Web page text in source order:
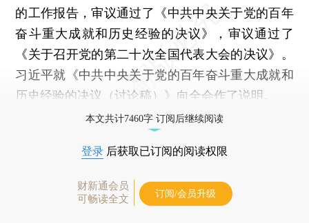
的工作报告，审议通过了《中共中央关于党的百年
奋斗重大成就和历史经验的决议》，审议通过了
《关于召开党的第二十次全国代表大会的决议》。
习近平就《中共中央关于党的百年奋斗重大成就和
历史经验的决议（讨论稿）》向全会作了说明。
本文共计7460字 订阅后继续阅读
登录 后获取已订阅的阅读权限
财新通会员
可畅读全文
订阅/会员升级